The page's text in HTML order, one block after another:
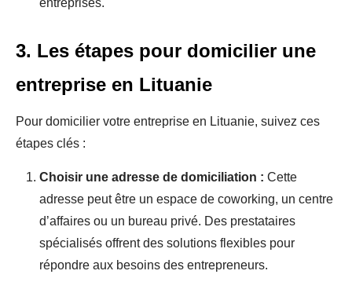
entreprises.
3. Les étapes pour domicilier une
entreprise en Lituanie
Pour domicilier votre entreprise en Lituanie, suivez ces
étapes clés :
Choisir une adresse de domiciliation : Cette
adresse peut être un espace de coworking, un centre
d’affaires ou un bureau privé. Des prestataires
spécialisés offrent des solutions flexibles pour
répondre aux besoins des entrepreneurs.